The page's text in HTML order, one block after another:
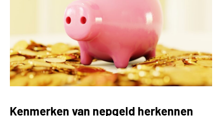
Kenmerken van nepgeld herkennen